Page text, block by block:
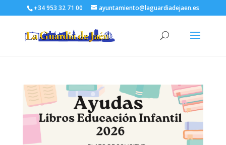
+34 953 32 71 00 ayuntamiento@laguardiadejaen.es